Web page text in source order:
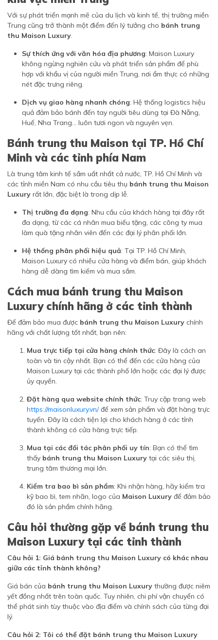
Với sự phát triển mạnh mẽ của du lịch và kinh tế, thị trường miền
Trung cũng trở thành một điểm đến lý tưởng cho bánh trung
thu Maison Luxury.
Sự thích ứng với văn hóa địa phương: Maison Luxury
không ngừng nghiên cứu và phát triển sản phẩm để phù
hợp với khẩu vị của người miền Trung, nơi ẩm thực có những
nét đặc trưng riêng.
Dịch vụ giao hàng nhanh chóng: Hệ thống logistics hiệu
quả đảm bảo bánh đến tay người tiêu dùng tại Đà Nẵng,
Huế, Nha Trang... luôn tươi ngon và nguyên vẹn.
Bánh trung thu Maison tại TP. Hồ Chí
Minh và các tỉnh phía Nam
Là trung tâm kinh tế sầm uất nhất cả nước, TP. Hồ Chí Minh và
các tỉnh miền Nam có nhu cầu tiêu thụ bánh trung thu Maison
Luxury rất lớn, đặc biệt là trong dịp lễ.
Thị trường đa dạng: Nhu cầu của khách hàng tại đây rất
đa dạng, từ các cá nhân mua biếu tặng, các công ty mua
làm quà tặng nhân viên đến các đại lý phân phối lớn.
Hệ thống phân phối hiệu quả: Tại TP. Hồ Chí Minh,
Maison Luxury có nhiều cửa hàng và điểm bán, giúp khách
hàng dễ dàng tìm kiếm và mua sắm.
Cách mua bánh trung thu Maison
Luxury chính hãng ở các tỉnh thành
Để đảm bảo mua được bánh trung thu Maison Luxury chính
hãng với chất lượng tốt nhất, bạn nên:
Mua trực tiếp tại cửa hàng chính thức: Đây là cách an
toàn và tin cậy nhất. Bạn có thể đến các cửa hàng của
Maison Luxury tại các thành phố lớn hoặc các đại lý được
ủy quyền.
Đặt hàng qua website chính thức: Truy cập trang web
https://maisonluxury.vn/để xem sản phẩm và đặt hàng trực
tuyến. Đây là cách tiện lợi cho khách hàng ở các tỉnh
thành không có cửa hàng trực tiếp.
Mua tại các đối tác phân phối uy tín: Bạn có thể tìm
thấy bánh trung thu Maison Luxury tại các siêu thị,
trung tâm thương mại lớn.
Kiểm tra bao bì sản phẩm: Khi nhận hàng, hãy kiểm tra
kỹ bao bì, tem nhãn, logo của Maison Luxury để đảm bảo
đó là sản phẩm chính hãng.
Câu hỏi thường gặp về bánh trung thu
Maison Luxury tại các tỉnh thành
Câu hỏi 1: Giá bánh trung thu Maison Luxury có khác nhau
giữa các tỉnh thành không?
Giá bán của bánh trung thu Maison Luxury thường được niêm
yết đồng nhất trên toàn quốc. Tuy nhiên, chi phí vận chuyển có
thể phát sinh tùy thuộc vào địa điểm và chính sách của từng đại
lý.
Câu hỏi 2: Tôi có thể đặt bánh trung thu Maison Luxury